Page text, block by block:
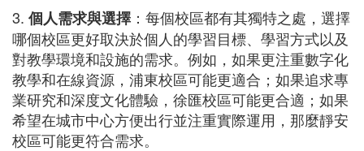
3. 個人需求與選擇 ：每個校區都有其獨特之處，選擇
哪個校區更好取決於個人的學習目標、學習方式以及
對教學環境和設施的需求。例如，如果更注重數字化
教學和在線資源，浦東校區可能更適合；如果追求專
業研究和深度文化體驗，徐匯校區可能更合適；如果
希望在城市中心方便出行並注重實際運用，那麼靜安
校區可能更符合需求。